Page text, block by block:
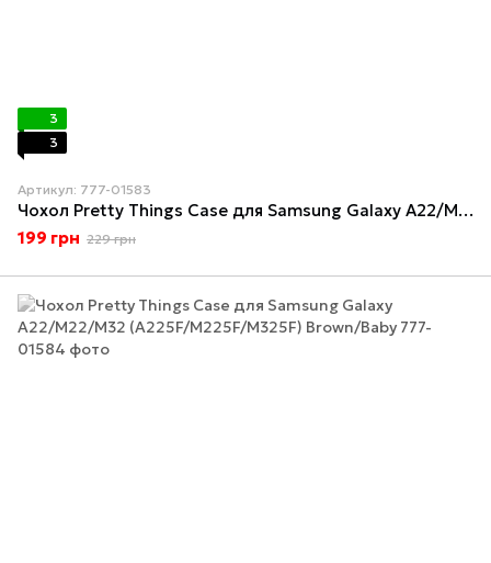
3
3
Артикул: 777-01583
Чохол Pretty Things Case для Samsung Galaxy A22/M22/M32 (A225F/M225F/M325F) Black/Eyes
199 грн 229 грн